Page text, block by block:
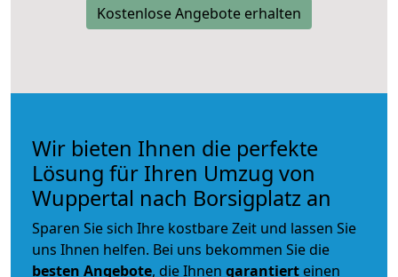
Kostenlose Angebote erhalten
Wir bieten Ihnen die perfekte
Lösung für Ihren Umzug von
Wuppertal nach Borsigplatz an
Sparen Sie sich Ihre kostbare Zeit und lassen Sie
uns Ihnen helfen. Bei uns bekommen Sie die
besten Angebote, die Ihnen garantiert einen